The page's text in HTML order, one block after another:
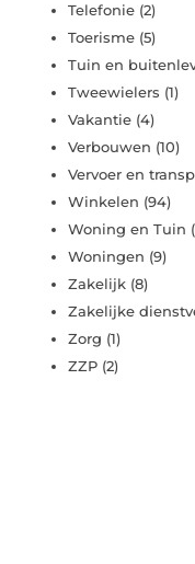
Telefonie (2)
Toerisme (5)
Tuin en
Tweewielers (1)
Vakantie (4)
Verbouwen (10)
Vervoer en
Winkelen (94)
Woning en Tuin
Woningen (9)
Zakelijk (8)
Zakelijke
Zorg (1)
ZZP (2)